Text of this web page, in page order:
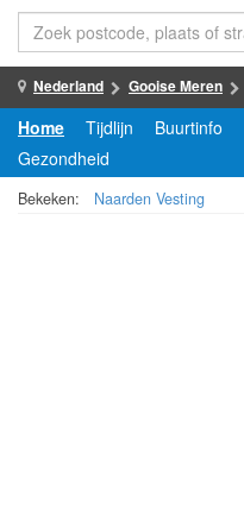
Nederland Gooise Meren
Home Tijdlijn Buurtinfo
Gezondheid
Bekeken: Naarden Vesting